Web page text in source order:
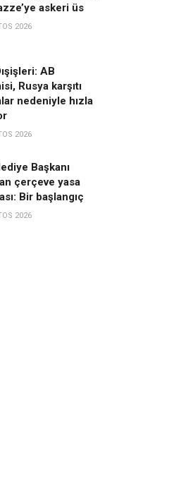
askeri üs
2026
AB
Rusya karşıtı
nedeniyle hızla
2026
Başkanı
çerçeve yasa
Bir başlangıç
2026